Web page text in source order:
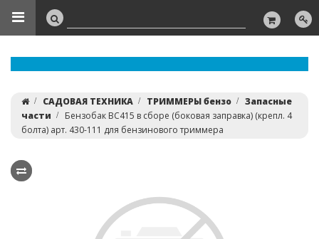
САДОВАЯ ТЕХНИКА ТРИММЕРЫ бензо
Запасные
части
Бензобак BC415 в сборе (боковая заправка) (крепл. 4
болта) арт. 430-111 для бензинового триммера